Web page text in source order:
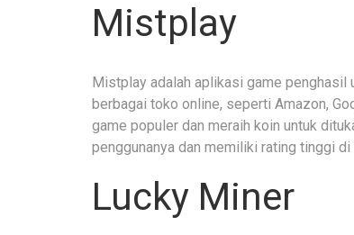
Mistplay
Mistplay adalah aplikasi game penghasil
berbagai toko online, seperti Amazon,
game populer dan meraih koin untuk
penggunanya dan memiliki rating tinggi
Lucky Miner